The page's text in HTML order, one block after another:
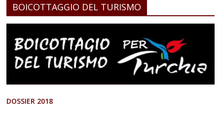
BOICOTTAGGIO DEL TURISMO
DOSSIER 2018